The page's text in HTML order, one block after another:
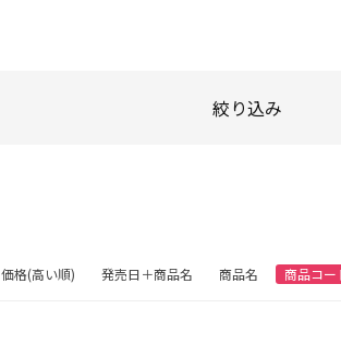
絞り込み
価格(高い順) 発売日＋商品名 商品名 商品コー